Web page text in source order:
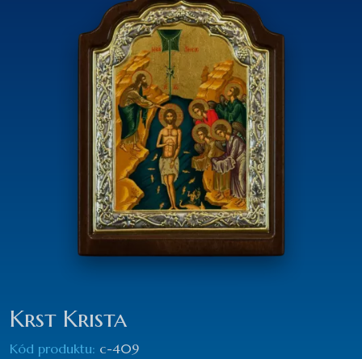
Krst Krista
Kód produktu: c-409